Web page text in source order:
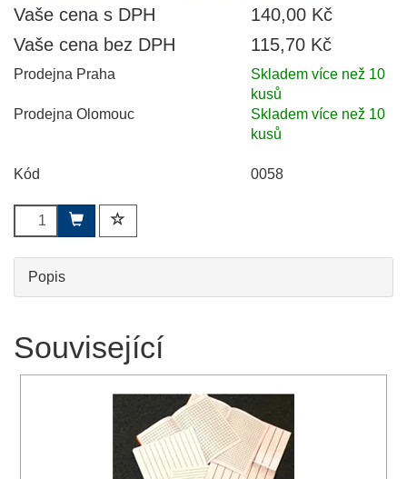
Vaše cena s DPH
140,00 Kč
Vaše cena bez DPH
115,70 Kč
Prodejna Praha
Skladem více než 10
kusů
Prodejna Olomouc
Skladem více než 10
kusů
Kód 0058
Popis
Související